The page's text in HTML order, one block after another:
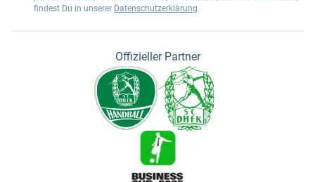
findest Du in unserer Datenschutzerklärung.
Offizieller Partner